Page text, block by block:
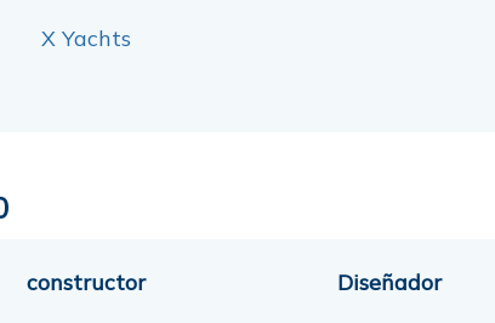
X Yachts
constructor Diseñador